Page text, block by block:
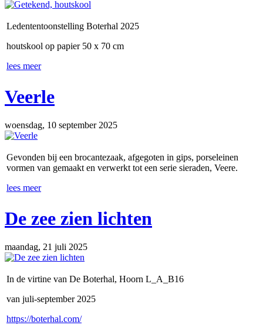
Ledententoonstelling Boterhal 2025
houtskool op papier 50 x 70 cm
lees meer
Veerle
woensdag, 10 september 2025
Gevonden bij een brocantezaak, afgegoten in gips, porseleinen
vormen van gemaakt en verwerkt tot een serie sieraden, Veere.
lees meer
De zee zien lichten
maandag, 21 juli 2025
In de virtine van De Boterhal, Hoorn L_A_B16
van juli-september 2025
https://boterhal.com/